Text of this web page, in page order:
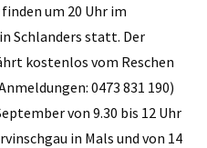
um 20 Uhr im
­Schlanders statt. Der
kostenlos vom Reschen
0473 831 190)
von 9.30 bis 12 Uhr
in Mals und von 14